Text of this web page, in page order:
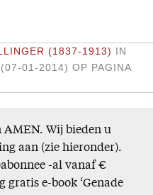
(1837-1913) IN
(07-01-2014) OP PAGINA
AMEN. Wij bieden u
aan (zie hieronder).
-al vanaf €
gratis e-book ‘Genade